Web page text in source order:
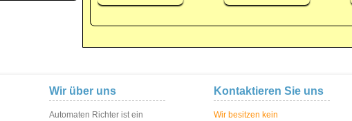
Wir über uns
Automaten Richter ist ein
Kontaktieren Sie uns
Wir besitzen kein